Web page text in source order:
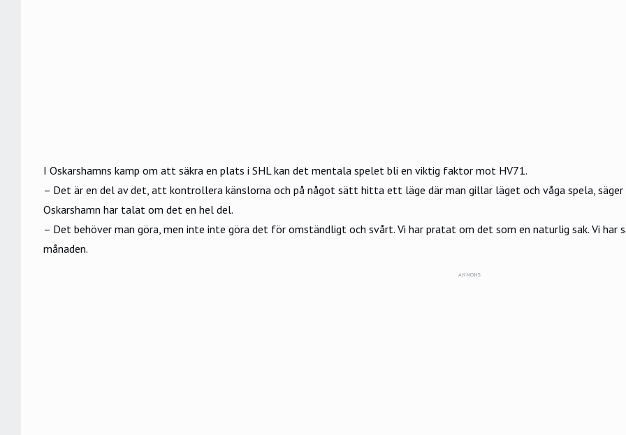
I Oskarshamns kamp om att säkra en plats i SHL kan det mentala spelet bli en viktig faktor mot HV71.
– Det är en del av det, att kontrollera känslorna och på något sätt hitta ett läge där man gillar läget och våga spela,
Oskarshamn har talat om det en hel del.
– Det behöver man göra, men inte inte göra det för omständligt och svårt. Vi har pratat om det som en naturlig sak. Vi
månaden.
ANNONS